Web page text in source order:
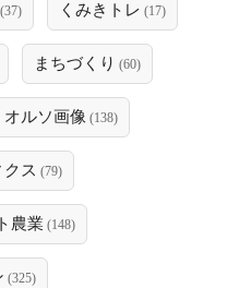
(37) くみきトレ (17)
まちづくり (60)
オルソ画像 (138)
クス (79)
農業 (148)
(325)